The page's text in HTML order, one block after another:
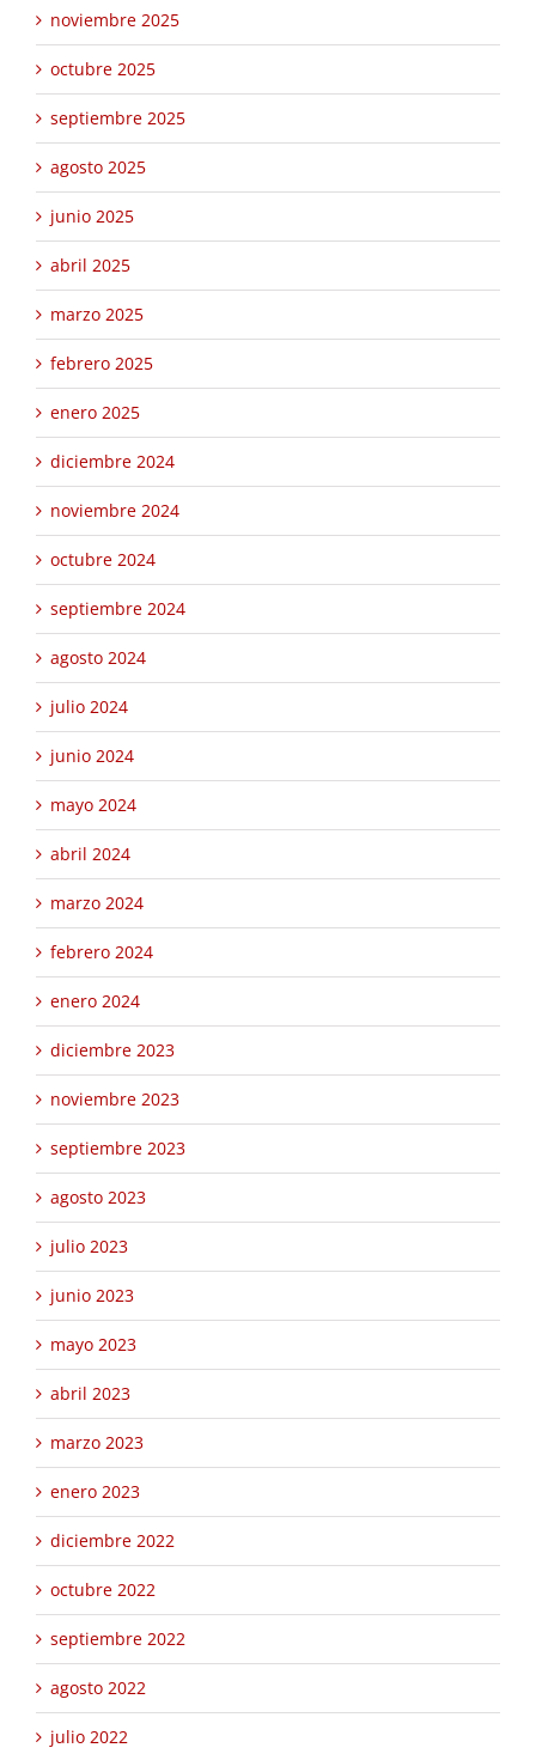
noviembre 2025
octubre 2025
septiembre 2025
agosto 2025
junio 2025
abril 2025
marzo 2025
febrero 2025
enero 2025
diciembre 2024
noviembre 2024
octubre 2024
septiembre 2024
agosto 2024
julio 2024
junio 2024
mayo 2024
abril 2024
marzo 2024
febrero 2024
enero 2024
diciembre 2023
noviembre 2023
septiembre 2023
agosto 2023
julio 2023
junio 2023
mayo 2023
abril 2023
marzo 2023
enero 2023
diciembre 2022
octubre 2022
septiembre 2022
agosto 2022
julio 2022